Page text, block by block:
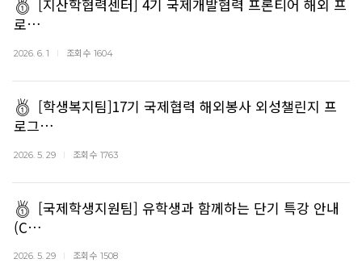
[지산학협력센터] 4기 국제개발협력 프론티어 해외 프
로…
2026. 6. 1 조회수 1604
[학생복지팀]17기 국제협력 해외봉사 외성챌린지 프
로그…
2026. 5. 29 조회수 1763
[국제학생지원팀] 유학생과 함께하는 단기 특강 안내
(C…
2026. 5. 29 조회수 1508